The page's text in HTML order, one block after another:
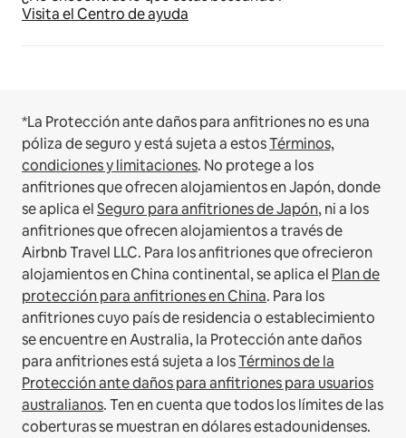
Visita el Centro de ayuda
*La Protección ante daños para anfitriones no es una
póliza de seguro y está sujeta a estosTérminos,
condiciones y limitaciones. No protege a los
anfitriones que ofrecen alojamientos en Japón, donde
se aplica elSeguro para anfitriones de Japón, ni a los
anfitriones que ofrecen alojamientos a través de
Airbnb Travel LLC. Para los anfitriones que ofrecieron
alojamientos en China continental, se aplica el Plan de
protección para anfitriones en China. Para los
anfitriones cuyo país de residencia o establecimiento
se encuentre en Australia, la Protección ante daños
para anfitriones está sujeta a losTérminos de la
Protección ante daños para anfitriones para usuarios
australianos. Ten en cuenta que todos los límites de las
coberturas se muestran en dólares estadounidenses.